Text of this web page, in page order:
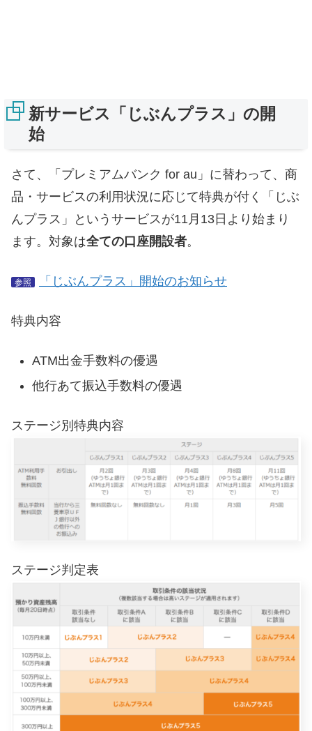
新サービス「じぶんプラス」の開
始
さて、「プレミアムバンク for au」に替わって、商
品・サービスの利用状況に応じて特典が付く「じぶ
んプラス」というサービスが11月13日より始まり
ます。対象は全ての口座開設者。
参照 「じぶんプラス」開始のお知らせ
特典内容
ATM出金手数料の優遇
他行あて振込手数料の優遇
ステージ別特典内容
ステージ判定表